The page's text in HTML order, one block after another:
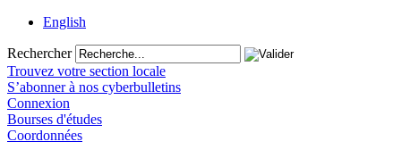
English
Rechercher
Trouvez votre section locale
S’abonner à nos cyberbulletins
Connexion
Bourses d'études
Coordonnées